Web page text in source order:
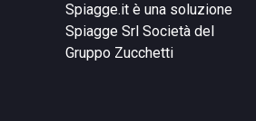
Spiagge.it è una soluzione
Spiagge Srl Società del
Gruppo Zucchetti